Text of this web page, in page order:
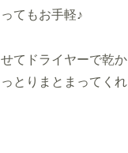
てもお手軽♪
てドライヤーで乾か
とりまとまってくれ